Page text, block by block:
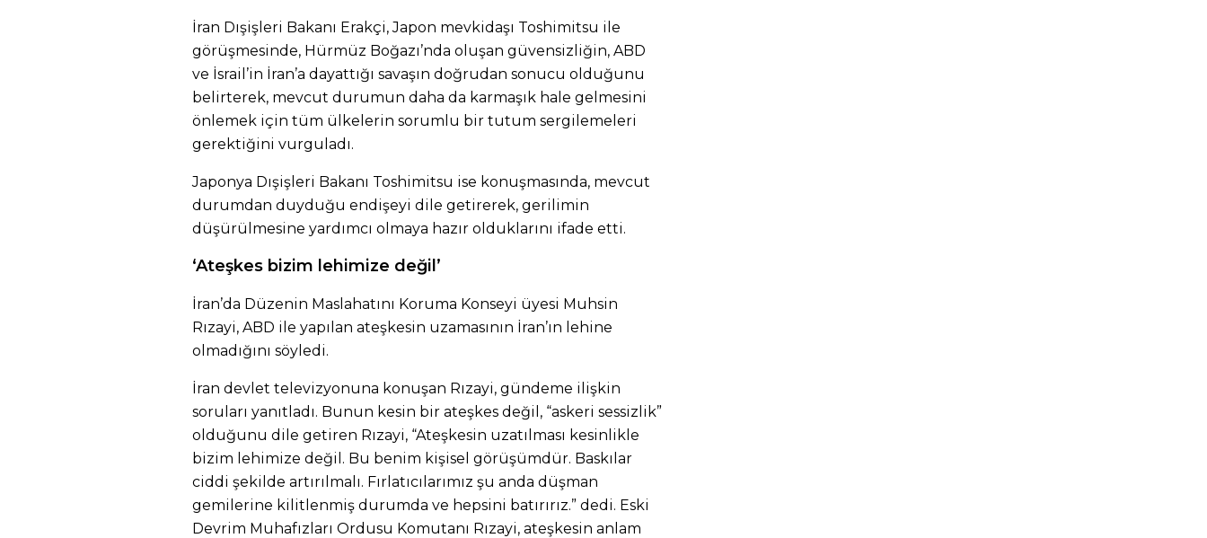
İran Dışişleri Bakanı Erakçi, Japon mevkidaşı Toshimitsu ile
görüşmesinde, Hürmüz Boğazı’nda oluşan güvensizliğin, ABD
ve İsrail’in İran’a dayattığı savaşın doğrudan sonucu olduğunu
belirterek, mevcut durumun daha da karmaşık hale gelmesini
önlemek için tüm ülkelerin sorumlu bir tutum sergilemeleri
gerektiğini vurguladı.
Japonya Dışişleri Bakanı Toshimitsu ise konuşmasında, mevcut
durumdan duyduğu endişeyi dile getirerek, gerilimin
düşürülmesine yardımcı olmaya hazır olduklarını ifade etti.
‘Ateşkes bizim lehimize değil’
İran’da Düzenin Maslahatını Koruma Konseyi üyesi Muhsin
Rızayi, ABD ile yapılan ateşkesin uzamasının İran’ın lehine
olmadığını söyledi.
İran devlet televizyonuna konuşan Rızayi, gündeme ilişkin
soruları yanıtladı. Bunun kesin bir ateşkes değil, “askeri sessizlik”
olduğunu dile getiren Rızayi, “Ateşkesin uzatılması kesinlikle
bizim lehimize değil. Bu benim kişisel görüşümdür. Baskılar
ciddi şekilde artırılmalı. Fırlatıcılarımız şu anda düşman
gemilerine kilitlenmiş durumda ve hepsini batırırız.” dedi. Eski
Devrim Muhafızları Ordusu Komutanı Rızayi, ateşkesin anlam